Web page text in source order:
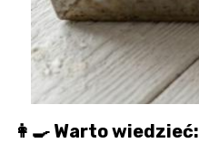
👩‍🍳 Warto wiedzieć: